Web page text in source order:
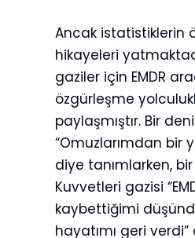
Ancak istatistiklerin
hikayeleri
gaziler için EMDR
özgürleşme
paylaşmıştır. Bir
“Omuzlarımdan bir
diye tanımlarken,
Kuvvetleri gazisi
kaybettiğimi
hayatımı geri verdi”